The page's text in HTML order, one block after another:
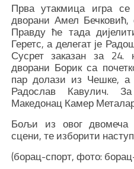
Прва утакмица игра
дворани Амел Бечковић,
Правду ће тада
Геретс, а делегат је
Сусрет заказан за
дворани Борик са
пар долази из Чешке,
Радослав Кавулич.
Македонац Камер
Бољи из овог двомеча
сцени, те изборити
(борац-спорт, фото: